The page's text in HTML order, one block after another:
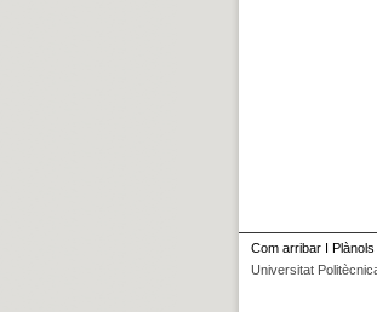
Com arribar I Plànols
Universitat